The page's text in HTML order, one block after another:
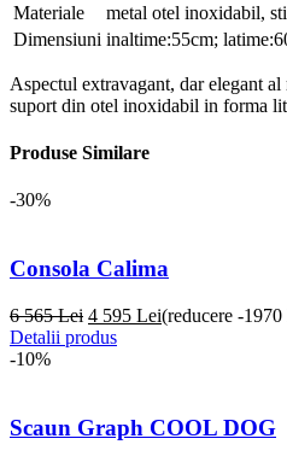
Materiale
metal otel inoxidabil,
Dimensiuni inaltime:55cm;
Aspectul extravagant, dar elegant
suport din otel inoxidabil in forma
Produse Similare
-30%
Consola Calima
6 565 Lei 4 595 Lei(reducere -
Detalii produs
-10%
Scaun Graph COOL DOG